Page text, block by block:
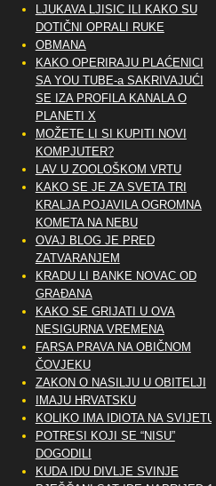
LJUKAVA LJISIC ILI KAKO SU
DOTIČNI OPRALI RUKE
OBMANA
KAKO OPERIRAJU PLAĆENICI
SA YOU TUBE-a SAKRIVAJUĆI
SE IZA PROFILA KANALA O
PLANETI X
MOŽETE LI SI KUPITI NOVI
KOMPJUTER?
LAV U ZOOLOŠKOM VRTU
KAKO SE JE ZA SVETA TRI
KRALJA POJAVILA OGROMNA
KOMETA NA NEBU
OVAJ BLOG JE PRED
ZATVARANJEM
KRADU LI BANKE NOVAC OD
GRAĐANA
KAKO SE GRIJATI U OVA
NESIGURNA VREMENA
FARSA PRAVA NA OBIČNOM
ČOVJEKU
ZAKON O NASILJU U OBITELJI
IMAJU HRVATSKU
KOLIKO IMA IDIOTA NA SVIJETU?
POTRESI KOJI SE “NISU”
DOGODILI
KUDA IDU DIVLJE SVINJE